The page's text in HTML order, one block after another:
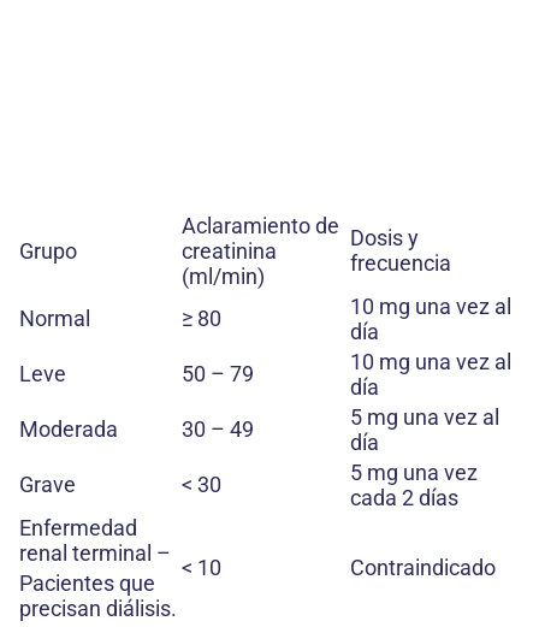
Grupo
Aclaramiento de
creatinina
(ml/min)
Dosis y
frecuencia
Normal ≥ 80
10 mg una vez al
día
Leve
50 – 79
10 mg una vez al
día
Moderada
30 – 49
5 mg una vez al
día
Grave
< 30
5 mg una vez
cada 2 días
Enfermedad
renal terminal –
< 10 Contraindicado
Pacientes que
precisan diálisis.